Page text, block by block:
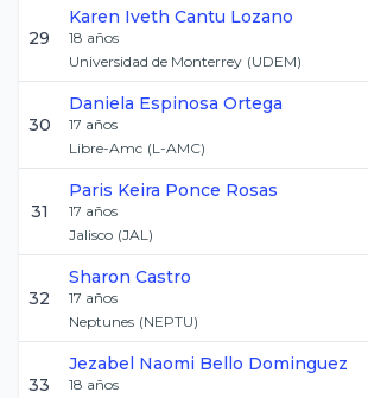
29
Karen Iveth Cantu Lozano
18 años
Universidad de Monterrey (UDEM)
30
Daniela Espinosa Ortega
17 años
Libre-Amc (L-AMC)
31
Paris Keira Ponce Rosas
17 años
Jalisco (JAL)
32
Sharon Castro
17 años
Neptunes (NEPTU)
33
Jezabel Naomi Bello Dominguez
18 años